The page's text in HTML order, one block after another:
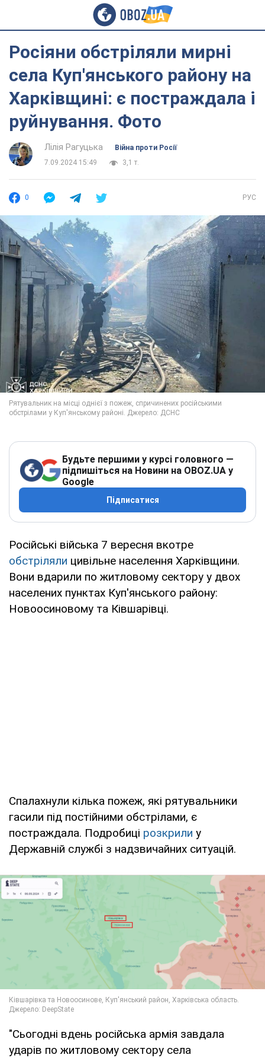
Росіяни обстріляли мирні
села Куп'янського району на
Харківщині: є постраждала і
руйнування. Фото
Лілія Рагуцька
Війна проти Росії
7.09.2024 15:49
3,1 т.
0 РУС
Будьте першими у курсі головного —
підпишіться на Новини на OBOZ.UA у
Google
Підписатися
Російські війська 7 вересня вкотре
обстріляли цивільне населення Харківщини.
Вони вдарили по житловому сектору у двох
населених пунктах Куп'янського району:
Новоосиновому та Ківшарівці.
Спалахнули кілька пожеж, які рятувальники
гасили під постійними обстрілами, є
постраждала. Подробиці розкрили у
Державній службі з надзвичайних ситуацій.
"Сьогодні вдень російська армія завдала
ударів по житловому сектору села